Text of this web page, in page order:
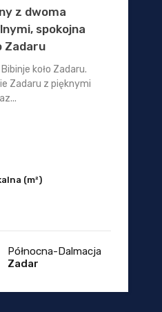
z dwoma
spokojna
Zadaru
koło Zadaru.
Zadaru z pięknymi
(m²)
Północna-Dalmacja
Zadar